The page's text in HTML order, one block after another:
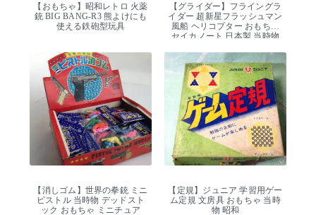
【おもちゃ】昭和レトロ 火薬
銃 BIG BANG-R3 熊よけにも
使える鉄砲型玩具
【グライダー】フライングラ
イダー 超新星フラッシュマン
風船 ヘリコプター おもちゃ
セイカノート 日本製 当時物
【消しゴム】世界の拳銃 ミニ
ピストル 当時物 デッドスト
ック おもちゃ ミニチュア
【定規】ジュニア 学習用ゲー
ム定規 文房具 おもちゃ 当時
物 昭和